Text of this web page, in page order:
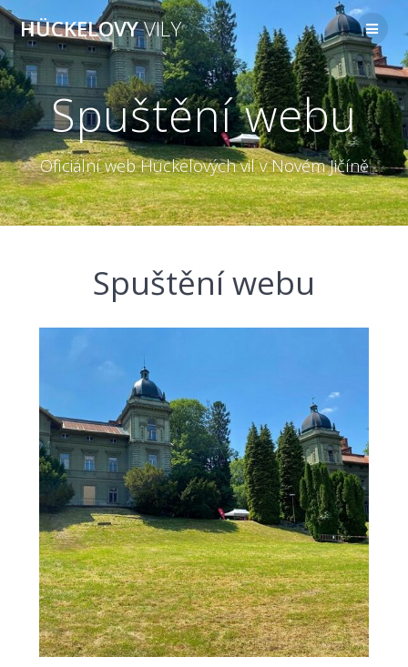
Přeskočit
na
obsah
HÜCKELOVYVILY
Spuštění webu
Oficiální web Hückelových vil v Novém Jičíně
Spuštění webu